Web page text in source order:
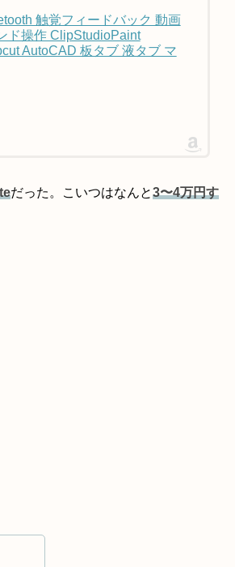
触覚フィードバック 動画
ド操作 ClipStudioPaint
AutoCAD 板タブ 液タブ マ
だった。こいつはなんと3〜4万円す